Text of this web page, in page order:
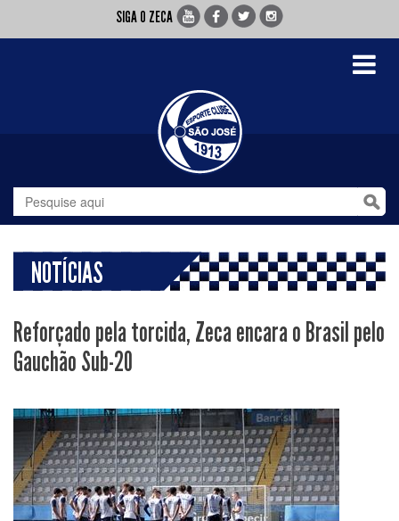
SIGA O ZECA
Toggle
NOTÍCIAS
Reforçado pela torcida, Zeca encara o Brasil pelo
Gauchão Sub-20